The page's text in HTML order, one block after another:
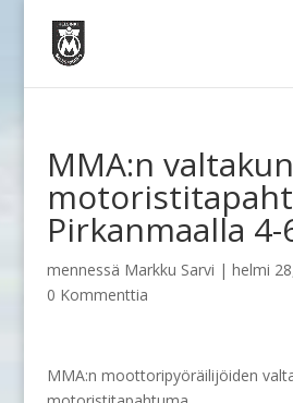
MMA:n
Pirkanmaalla 4-
mennessä Markku Sarvi | helmi
0 Kommenttia
MMA:n moottoripyöräilijöiden